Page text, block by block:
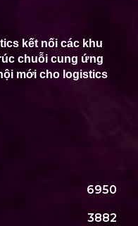
kết nối các khu
chuỗi cung ứng
mới cho logistics
6950
3882